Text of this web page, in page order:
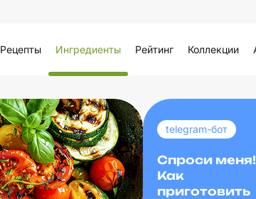
Рецепты Ингредиенты Рейтинг Коллекции
telegram-бот
Спроси меня!
Как
приготовить